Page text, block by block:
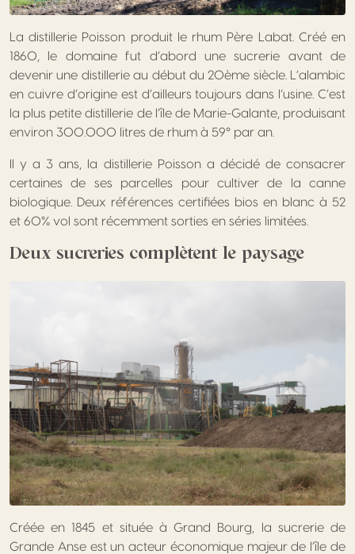
La distillerie Poisson produit le rhum Père Labat. Créé en
1860, le domaine fut d’abord une sucrerie avant de
devenir une distillerie au début du 20ème siècle. L’alambic
en cuivre d’origine est d’ailleurs toujours dans l’usine. C’est
la plus petite distillerie de l’île de Marie-Galante, produisant
environ 300.000 litres de rhum à 59° par an.
Il y a 3 ans, la distillerie Poisson a décidé de consacrer
certaines de ses parcelles pour cultiver de la canne
biologique. Deux références certifiées bios en blanc à 52
et 60% vol sont récemment sorties en séries limitées.
Deux sucreries complètent le paysage
Créée en 1845 et située à Grand Bourg, la sucrerie de
Grande Anse est un acteur économique majeur de l’île de